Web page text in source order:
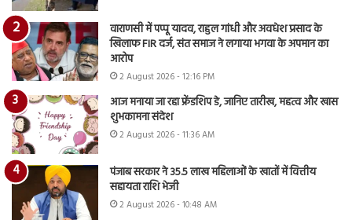
वाराणसी में पप्पू यादव, राहुल गांधी और अवधेश प्रसाद के
खिलाफ FIR दर्ज, संत समाज ने लगाया भगवा के अपमान का
आरोप
2 August 2026 - 12:16 PM
आज मनाया जा रहा फ्रेंडशिप डे, जानिए तारीख, महत्व और खास
शुभकामना संदेश
2 August 2026 - 11:36 AM
पंजाब सरकार ने 35.5 लाख महिलाओं के खातों में वित्तीय
सहायता राशि भेजी
2 August 2026 - 10:48 AM